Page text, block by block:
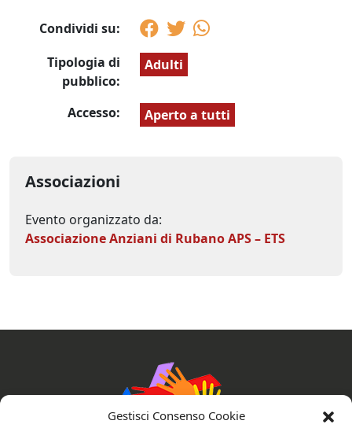
Gestisci Consenso Cookie
Condividi su:
Tipologia di
pubblico:
Adulti
Accesso: Aperto a tutti
Associazioni
Evento organizzato da:
Associazione Anziani di Rubano APS – ETS